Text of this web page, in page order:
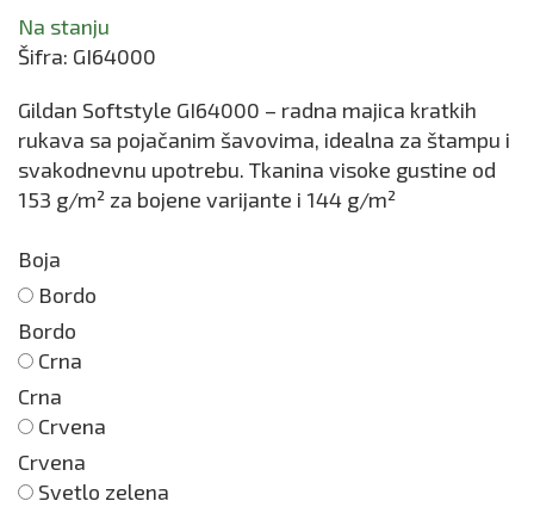
Na stanju
Šifra: GI64000
Gildan Softstyle GI64000 – radna majica kratkih
rukava sa pojačanim šavovima, idealna za štampu i
svakodnevnu upotrebu. Tkanina visoke gustine od
153 g/m² za bojene varijante i 144 g/m²
Boja
Bordo
Bordo
Crna
Crna
Crvena
Crvena
Svetlo zelena